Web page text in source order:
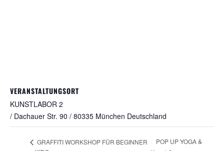
VERANSTALTUNGSORT
KUNSTLABOR 2
/ Dachauer Str. 90 / 80335 München Deutschland
GRAFFITI WORKSHOP FÜR BEGINNER
POP UP YOGA &